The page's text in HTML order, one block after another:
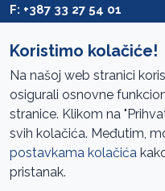
F: +387 33 27 54 01
Pristup informacijama
Mapa sajta
Oglasi
Koristimo kolačiće!
Na našoj web stranici
osigurali osnovne
stranice. Klikom na
svih kolačića. Međutim,
postavkama kolačića
pristanak.